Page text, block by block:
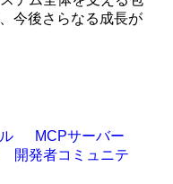
今後さらなる成長が
MCPサーバー
開発者コミュニテ